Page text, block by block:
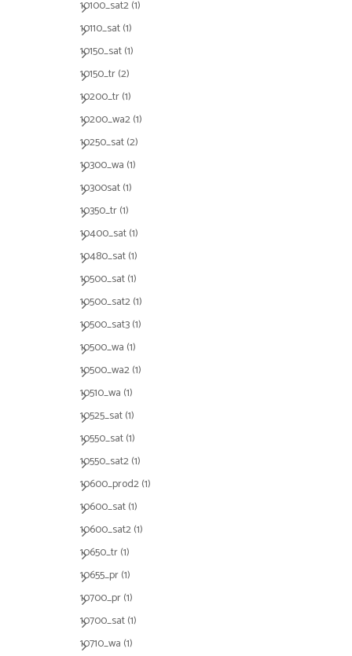
10100_sat2(1)
10110_sat(1)
10150_sat(1)
10150_tr(2)
10200_tr(1)
10200_wa2(1)
10250_sat(2)
10300_wa (1)
10300sat(1)
10350_tr(1)
10400_sat(1)
10480_sat(1)
10500_sat(1)
10500_sat2(1)
10500_sat3(1)
10500_wa (1)
10500_wa2(1)
10510_wa (1)
10525_sat(1)
10550_sat(1)
10550_sat2(1)
10600_prod2(1)
10600_sat(1)
10600_sat2(1)
10650_tr(1)
10655_pr(1)
10700_pr(1)
10700_sat(1)
10710_wa (1)